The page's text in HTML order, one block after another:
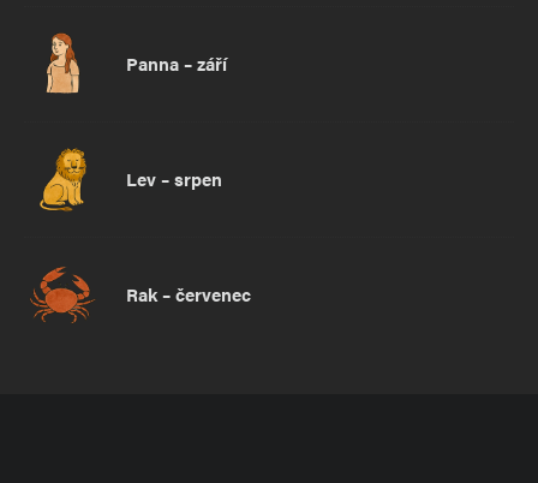
Panna – září
Lev – srpen
Rak – červenec